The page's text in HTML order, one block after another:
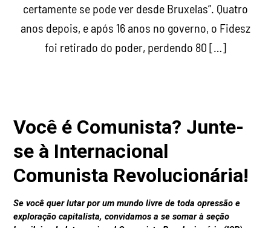
certamente se pode ver desde Bruxelas”. Quatro
anos depois, e após 16 anos no governo, o Fidesz
foi retirado do poder, perdendo 80 […]